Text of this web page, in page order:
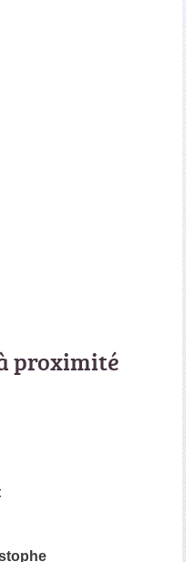
proximité